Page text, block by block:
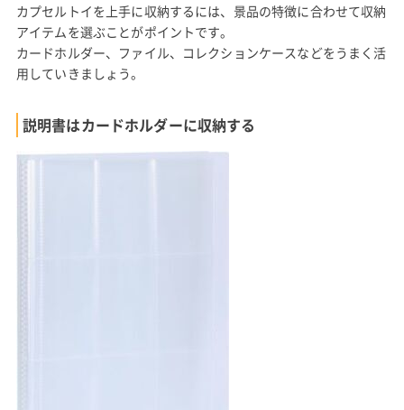
カプセルトイを上手に収納するには、景品の特徴に合わせて収納
アイテムを選ぶことがポイントです。
カードホルダー、ファイル、コレクションケースなどをうまく活
用していきましょう。
説明書はカードホルダーに収納する